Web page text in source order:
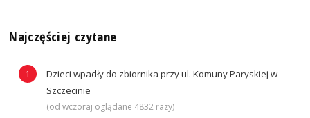
Najczęściej czytane
Dzieci wpadły do zbiornika przy ul. Komuny Paryskiej w
Szczecinie
(od wczoraj oglądane 4832 razy)